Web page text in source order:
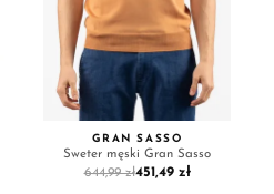
GRAN SASSO
Sweter męski Gran Sasso
644,99 zł451,49 zł